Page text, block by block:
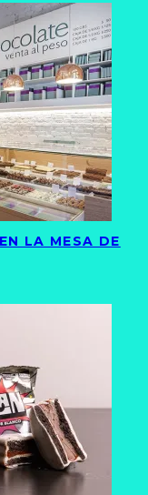
LA MESA DE